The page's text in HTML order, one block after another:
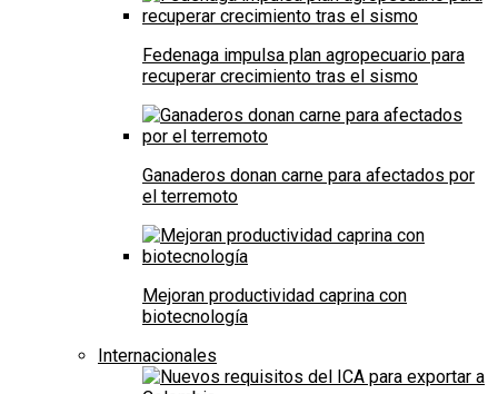
Fedenaga impulsa plan agropecuario para
recuperar crecimiento tras el sismo
Ganaderos donan carne para afectados por
el terremoto
Mejoran productividad caprina con
biotecnología
Internacionales